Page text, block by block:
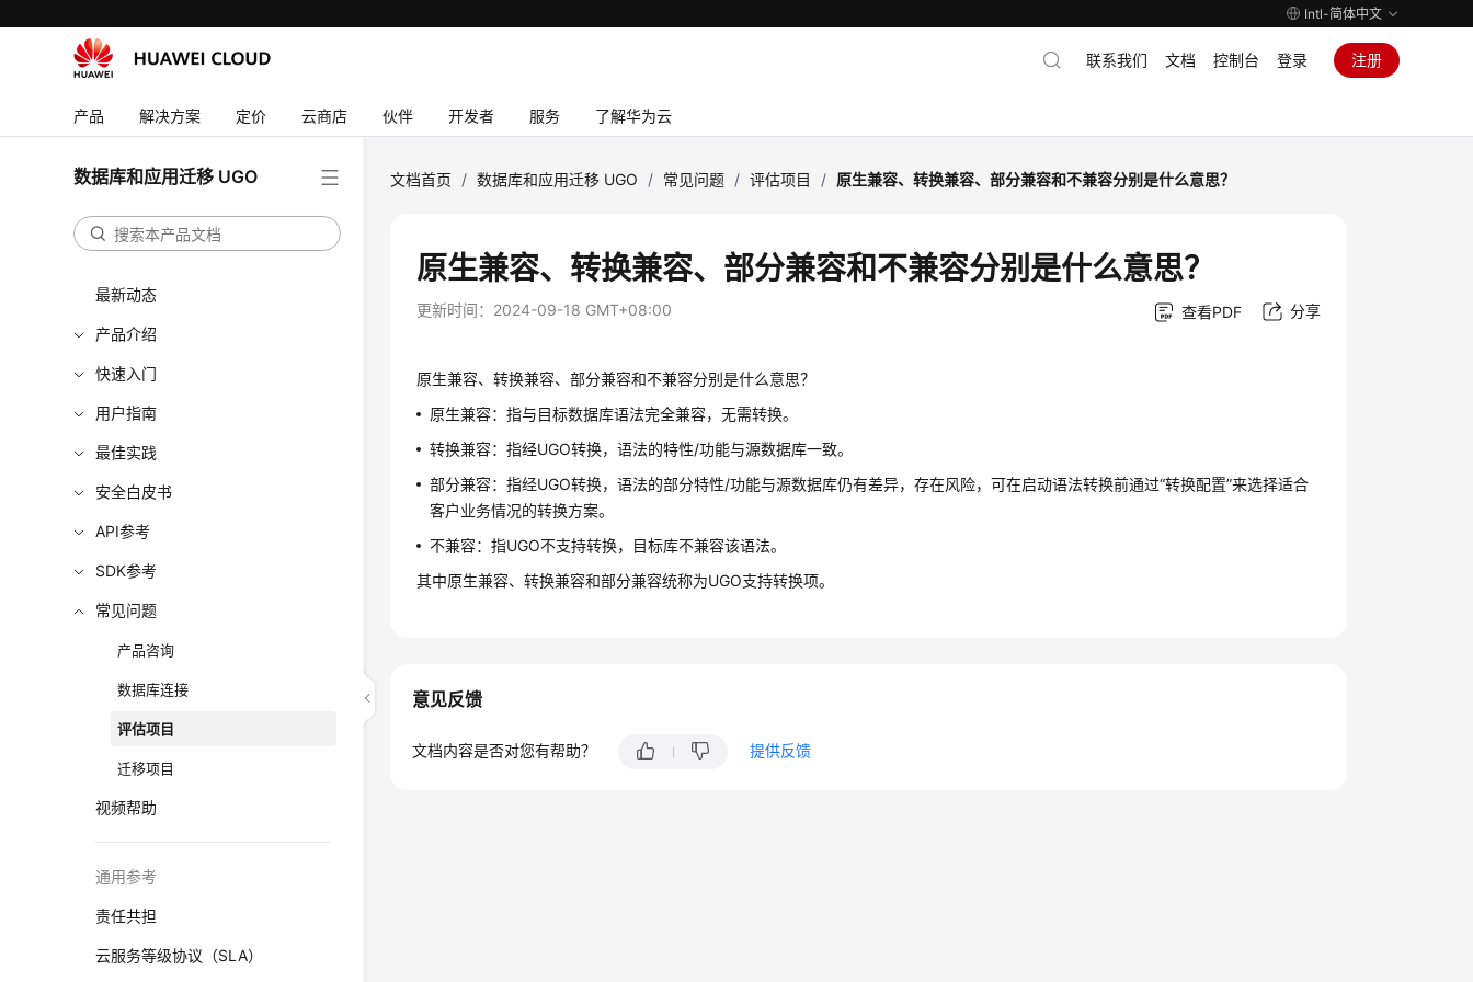
Intl-简体中文
产品 解决方案 定价 云商店 伙伴 开发者 服务 了解华为云
联系我们 文档 控制台 登录 注册
数据库和应用迁移 UGO
最新动态
产品介绍
快速入门
用户指南
最佳实践
安全白皮书
API参考
SDK参考
常见问题
产品咨询
数据库连接
评估项目
迁移项目
视频帮助
通用参考
责任共担
云服务等级协议（SLA）
文档首页 / 数据库和应用迁移 UGO / 常见问题 / 评估项目 / 原生兼容、转换兼容、部分兼容和不兼容分别是什么意思？
原生兼容、转换兼容、部分兼容和不兼容分别是什么意思？
更新时间： 2024-09-18 GMT+08:00 查看PDF 分享
原生兼容、转换兼容、部分兼容和不兼容分别是什么意思？
原生兼容：指与目标数据库语法完全兼容，无需转换。
转换兼容：指经UGO转换，语法的特性/功能与源数据库一致。
部分兼容：指经UGO转换，语法的部分特性/功能与源数据库仍有差异，存在风险，可在启动语法转换前通过“转换配置”来选择适合
客户业务情况的转换方案。
不兼容：指UGO不支持转换，目标库不兼容该语法。
其中原生兼容、转换兼容和部分兼容统称为UGO支持转换项。
意见反馈
文档内容是否对您有帮助？ 提供反馈